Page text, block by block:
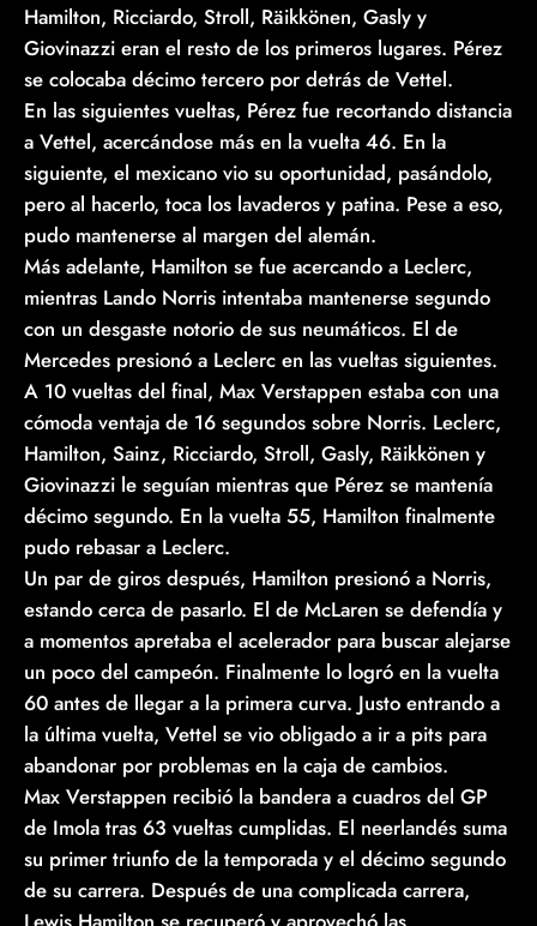
Hamilton, Ricciardo, Stroll, Räikkönen, Gasly y
Giovinazzi eran el resto de los primeros lugares. Pérez
se colocaba décimo tercero por detrás de Vettel.
En las siguientes vueltas, Pérez fue recortando distancia
a Vettel, acercándose más en la vuelta 46. En la
siguiente, el mexicano vio su oportunidad, pasándolo,
pero al hacerlo, toca los lavaderos y patina. Pese a eso,
pudo mantenerse al margen del alemán.
Más adelante, Hamilton se fue acercando a Leclerc,
mientras Lando Norris intentaba mantenerse segundo
con un desgaste notorio de sus neumáticos. El de
Mercedes presionó a Leclerc en las vueltas siguientes.
A 10 vueltas del final, Max Verstappen estaba con una
cómoda ventaja de 16 segundos sobre Norris. Leclerc,
Hamilton, Sainz, Ricciardo, Stroll, Gasly, Räikkönen y
Giovinazzi le seguían mientras que Pérez se mantenía
décimo segundo. En la vuelta 55, Hamilton finalmente
pudo rebasar a Leclerc.
Un par de giros después, Hamilton presionó a Norris,
estando cerca de pasarlo. El de McLaren se defendía y
a momentos apretaba el acelerador para buscar alejarse
un poco del campeón. Finalmente lo logró en la vuelta
60 antes de llegar a la primera curva. Justo entrando a
la última vuelta, Vettel se vio obligado a ir a pits para
abandonar por problemas en la caja de cambios.
Max Verstappen recibió la bandera a cuadros del GP
de Imola tras 63 vueltas cumplidas. El neerlandés suma
su primer triunfo de la temporada y el décimo segundo
de su carrera. Después de una complicada carrera,